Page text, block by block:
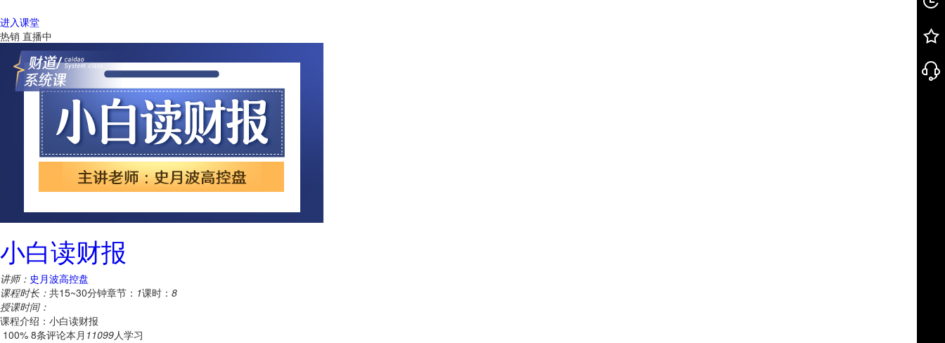
进入课堂
热销 直播中
小白读财报
讲师： 史月波高控盘
课程时长： 共15~30分钟章节： 1课时： 8
授课时间：
课程介绍：小白读财报
100% 8条评论本月 11099人学习